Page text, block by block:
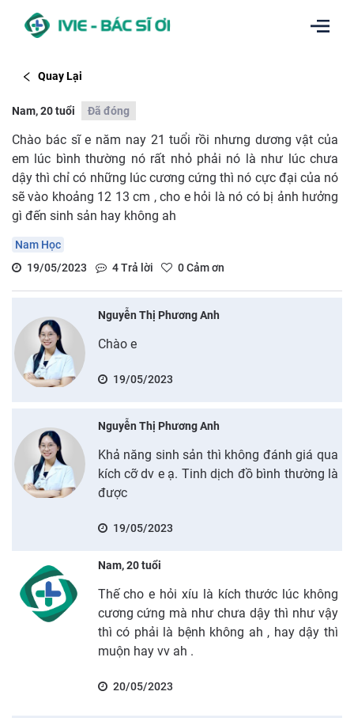
Quay Lại
Nam, 20 tuổi Đã đóng
Chào bác sĩ e năm nay 21 tuổi rồi nhưng dương vật của
em lúc bình thường nó rất nhỏ phải nó là như lúc chưa
dậy thì chỉ có những lúc cương cứng thì nó cực đại của nó
sẽ vào khoảng 12 13 cm , cho e hỏi là nó có bị ảnh hưởng
gì đến sinh sản hay không ah
Nam Học
19/05/2023
4Trả lời 0Cảm ơn
Nguyễn Thị Phương Anh
Chào e
19/05/2023
Nguyễn Thị Phương Anh
Khả năng sinh sản thì không đánh giá qua
kích cỡ dv e ạ. Tinh dịch đồ bình thường là
được
19/05/2023
Nam, 20 tuổi
Thế cho e hỏi xíu là kích thước lúc không
cương cứng mà như chưa dậy thì như vậy
thì có phải là bệnh không ah , hay dậy thì
muộn hay vv ah .
20/05/2023